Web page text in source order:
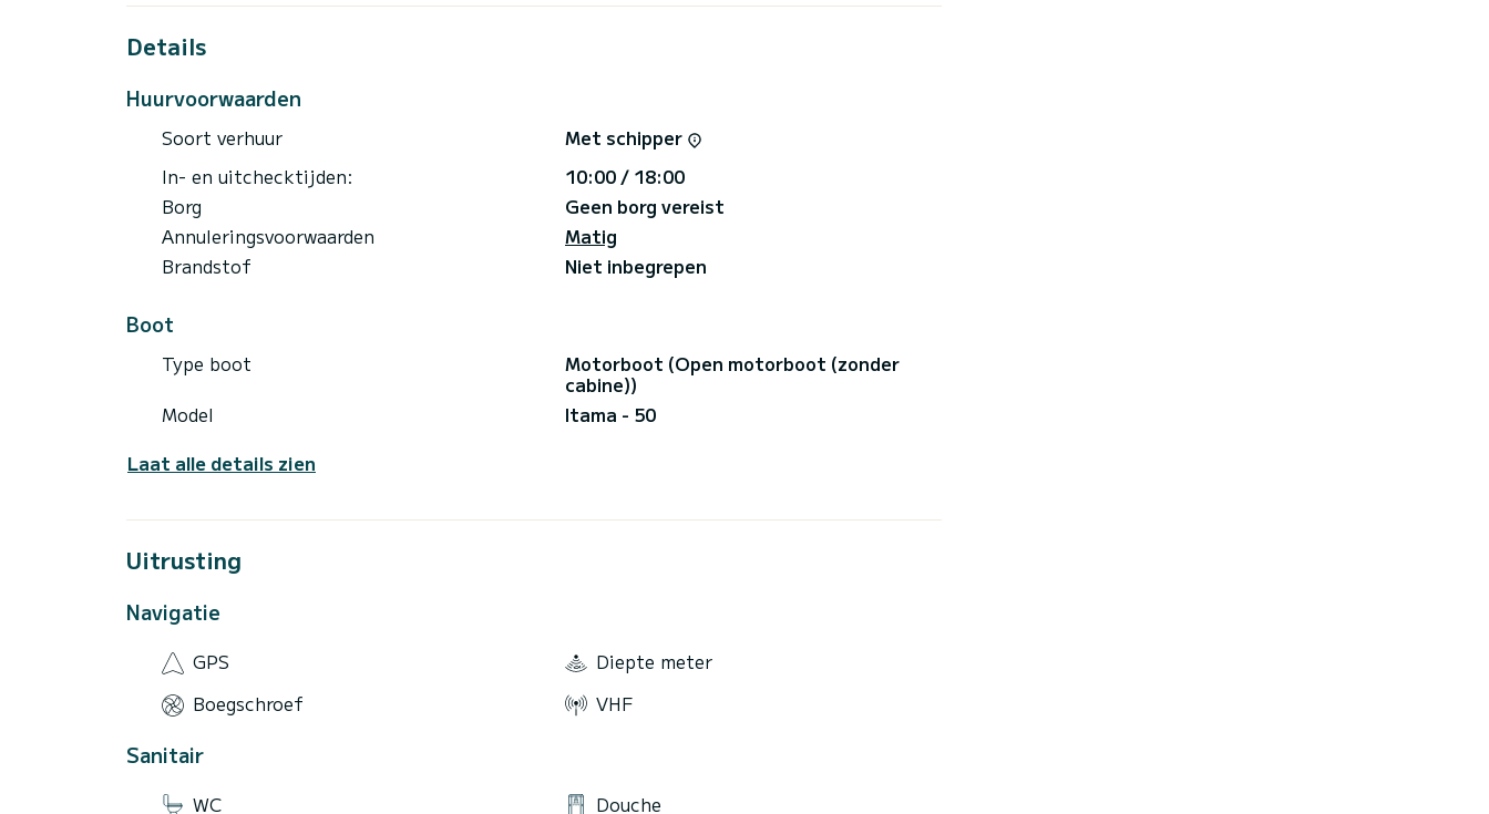
Details
Huurvoorwaarden
Soort verhuur
Met schipper
In- en uitchecktijden:
10:00 / 18:00
Borg
Geen borg vereist
Annuleringsvoorwaarden
Matig
Brandstof
Niet inbegrepen
Boot
Type boot Motorboot (Open motorboot (zonder
cabine))
Model
Itama - 50
Laat alle details zien
Uitrusting
Navigatie
GPS
Diepte meter
Boegschroef
VHF
Sanitair
WC
Douche